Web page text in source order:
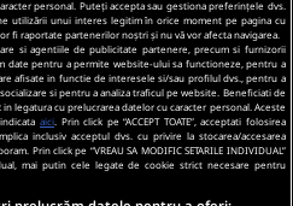
personal. Puteți accepta sau gestiona preferințele dvs.
utilizării unui interes legitim în orice moment pe pagina cu
fi raportate partenerilor noștri și nu vă vor afecta navigarea.
si agentiile de publicitate partenere, precum si furnizorii
date pentru a permite website-ului sa functioneze, pentru a
afisate in functie de interesele si/sau profilul dvs., pentru a
si pentru a analiza traficul pe website. Beneficiati de
legatura cu prelucrarea datelor cu caracter personal. Aceste
aici . Prin click pe “ACCEPT TOATE”, acceptati folosirea
inclusiv acceptul dvs. cu privire la stocarea/accesarea
Prin click pe “VREAU SA MODIFIC SETARILE INDIVIDUAL”
mai putin cele legate de cookie strict necesare pentru